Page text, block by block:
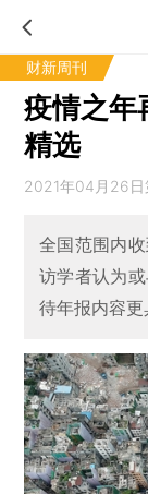
财新周刊
疫情之年
精选
2021年04月26日
全国范围内
访学者认为
待年报内容